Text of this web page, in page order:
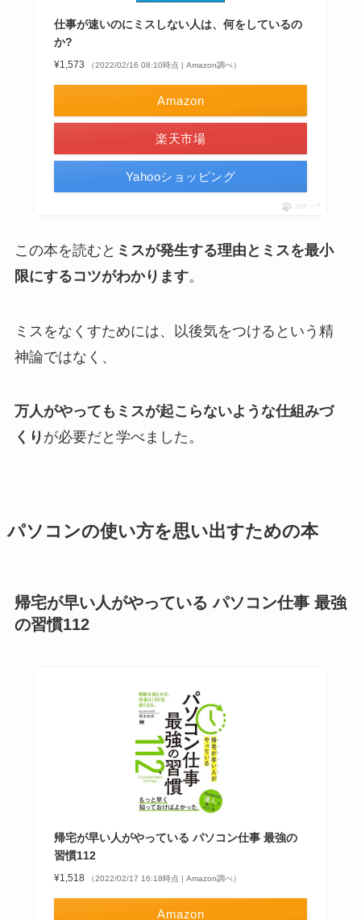
仕事が速いのにミスしない人は、何をしているの
か?
¥1,573 （2022/02/16 08:10時点 | Amazon調べ）
Amazon
楽天市場
Yahooショッピング
ポチップ
この本を読むと ミスが発生する理由とミスを最小
限にするコツがわかります。
ミスをなくすためには、以後気をつけるという精
神論ではなく、
万人がやってもミスが起こらないような仕組みづ
くり が必要だと学べました。
パソコンの使い方を思い出すための本
帰宅が早い人がやっている パソコン仕事 最強
の習慣112
帰宅が早い人がやっている パソコン仕事 最強の
習慣112
¥1,518 （2022/02/17 16:18時点 | Amazon調べ）
Amazon